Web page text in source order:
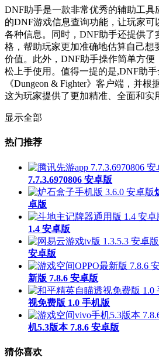
DNF助手是一款非常优秀的辅助工具
的DNF游戏信息查询功能，让玩家可
各种信息。同时，DNF助手还提供了
格，帮助玩家更加准确地估算自己想
价值。此外，DNF助手操作简单方便
松上手使用。值得一提的是,DNF助
《Dungeon & Fighter》客户端，并
这为玩家提供了更加精准、全面和实
显示全部
热门推荐
7.7.3.6970806 安卓版
卓版
1.4 安卓版
安卓版
新版 7.8.6 安卓版
视免费版 1.0 手机版
机5.3版本 7.8.6 安卓版
猜你喜欢